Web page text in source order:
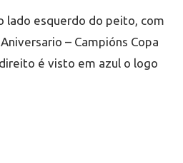
lado esquerdo do peito, com
– Campións Copa
é visto em azul o logo